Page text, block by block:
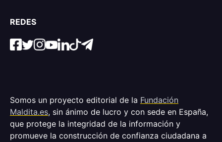
REDES
Somos un proyecto editorial de la Fundación
Maldita.es, sin ánimo de lucro y con sede en España,
que protege la integridad de la información y
promueve la construcción de confianza ciudadana a